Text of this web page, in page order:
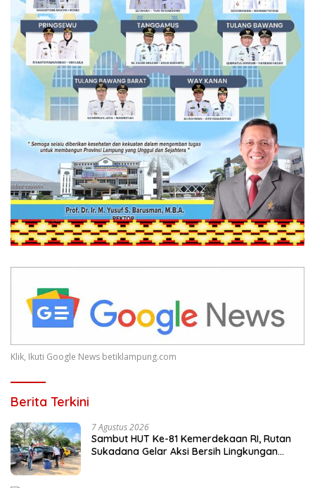
Klik, Ikuti Google News betiklampung.com
Berita Terkini
7 Agustus 2026
Sambut HUT Ke-81 Kemerdekaan RI, Rutan
Sukadana Gelar Aksi Bersih Lingkungan